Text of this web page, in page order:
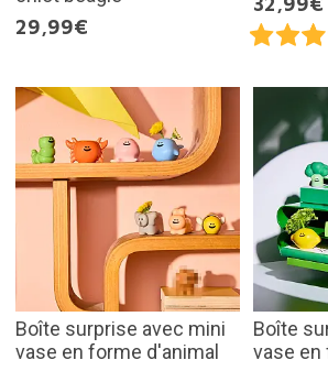
29,99€
Boîte surprise avec mini
vase en forme d'animal
Boîte
vase